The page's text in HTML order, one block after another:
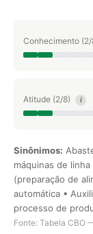
Conhecimento (2/
Atitude (2/8) i
Sinônimos:
máquinas de
(preparação de
automática •
processo de
Fonte: Tabela CBO